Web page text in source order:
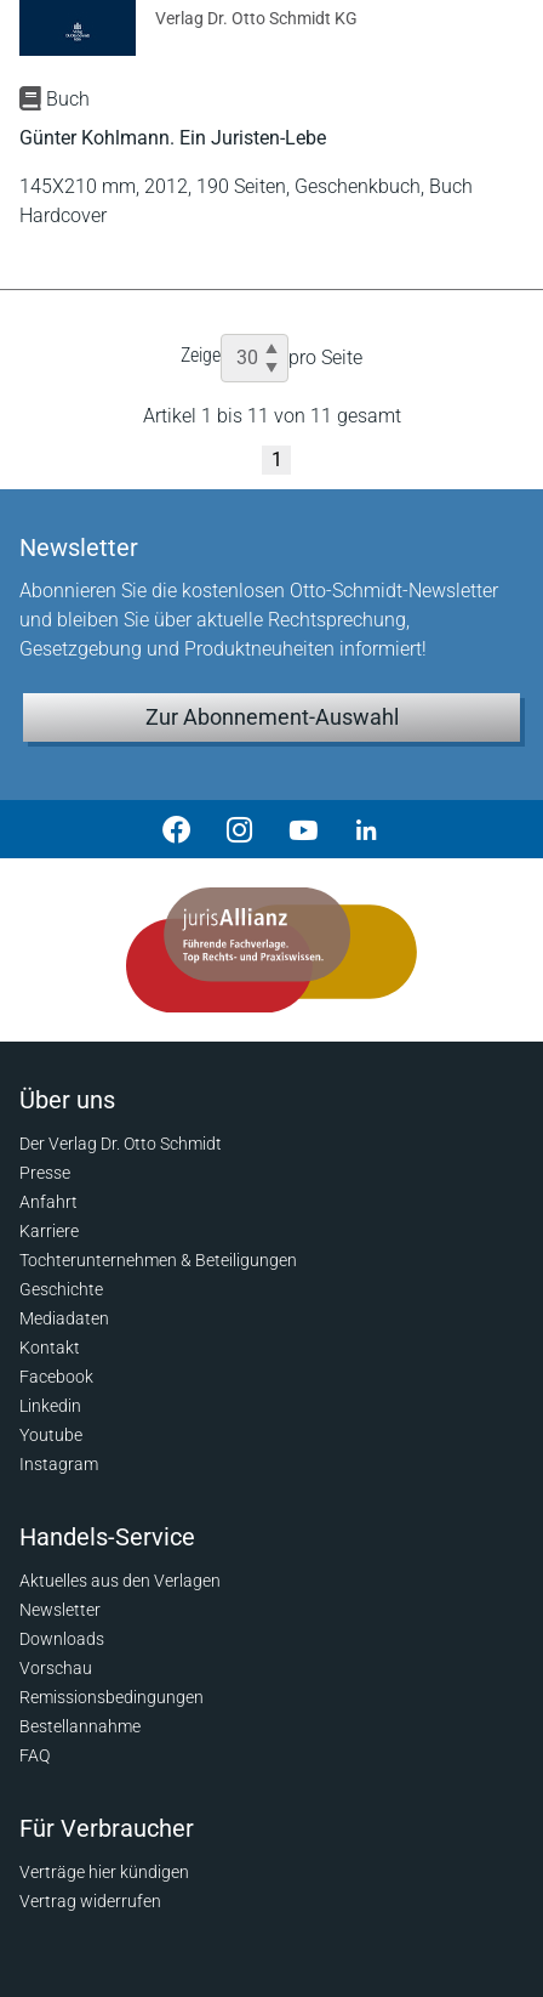
Buch
Günter Kohlmann. Ein Juristen-Lebe
145X210 mm, 2012, 190 Seiten, Geschenkbuch, Buch
Hardcover
Verlag Dr. Otto Schmidt KG
Zeige pro Seite
Artikel 1 bis 11 von 11 gesamt
1
Newsletter
Abonnieren Sie die kostenlosen Otto-Schmidt-Newsletter
und bleiben Sie über aktuelle Rechtsprechung,
Gesetzgebung und Produktneuheiten informiert!
Zur Abonnement-Auswahl
Über uns
Der Verlag Dr. Otto Schmidt
Presse
Anfahrt
Karriere
Tochterunternehmen & Beteiligungen
Geschichte
Mediadaten
Kontakt
Facebook
Linkedin
Youtube
Instagram
Handels-Service
Aktuelles aus den Verlagen
Newsletter
Downloads
Vorschau
Remissionsbedingungen
Bestellannahme
FAQ
Für Verbraucher
Verträge hier kündigen
Vertrag widerrufen